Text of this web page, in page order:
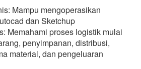
Mampu mengoperasikan
dan Sketchup
Memahami proses logistik mulai
penyimpanan, distribusi,
material, dan pengeluaran